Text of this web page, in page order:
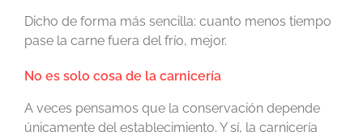
Dicho de forma más sencilla: cuanto menos tiempo
pase la carne fuera del frío, mejor.
No es solo cosa de la carnicería
A veces pensamos que la conservación depende
únicamente del establecimiento. Y sí, la carnicería